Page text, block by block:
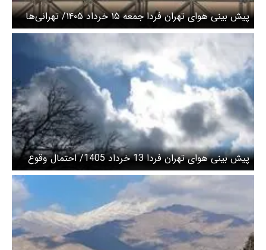
پیش بینی هوای تهران فردا جمعه ۱۵ خرداد ۱۴۰۵/ تهرانی‌ها
منتظر وزش باد شدید و گرد و خاک باشند
پیش بینی هوای تهران فردا 13 خرداد 1405/ احتمال وقوع
طوفان گرد و خاک